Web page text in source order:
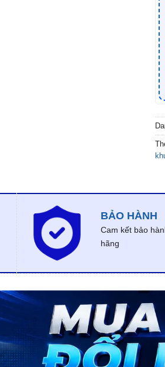
BẢO HÀNH
Cam kết bảo
hãng